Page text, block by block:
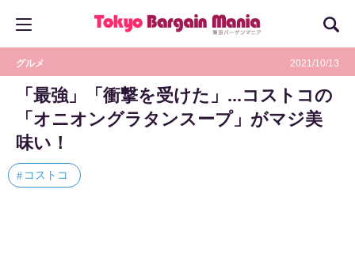
グルメ 2021/10/13
「最強」「衝撃を受けた」...コストコの
「オニオングラタンスープ」がマジ美
味い！
コストコ